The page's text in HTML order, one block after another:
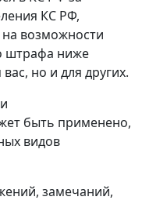
КС РФ,
на возможности
штрафа ниже
но и для других.
быть применено,
видов
замечаний,